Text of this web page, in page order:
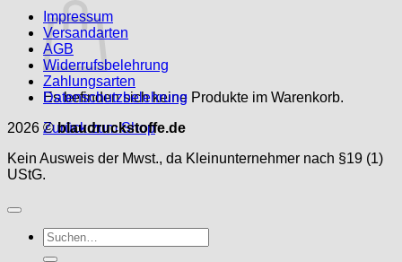
Es befinden sich keine Produkte im Warenkorb.
Zurück zum Shop
Impressum
Versandarten
AGB
Widerrufsbelehrung
Zahlungsarten
Datenschutzbelehrung
2026 ©blaudruckstoffe.de
Kein Ausweis der Mwst., da Kleinunternehmer nach §19 (1)
UStG.
Suche
nach: